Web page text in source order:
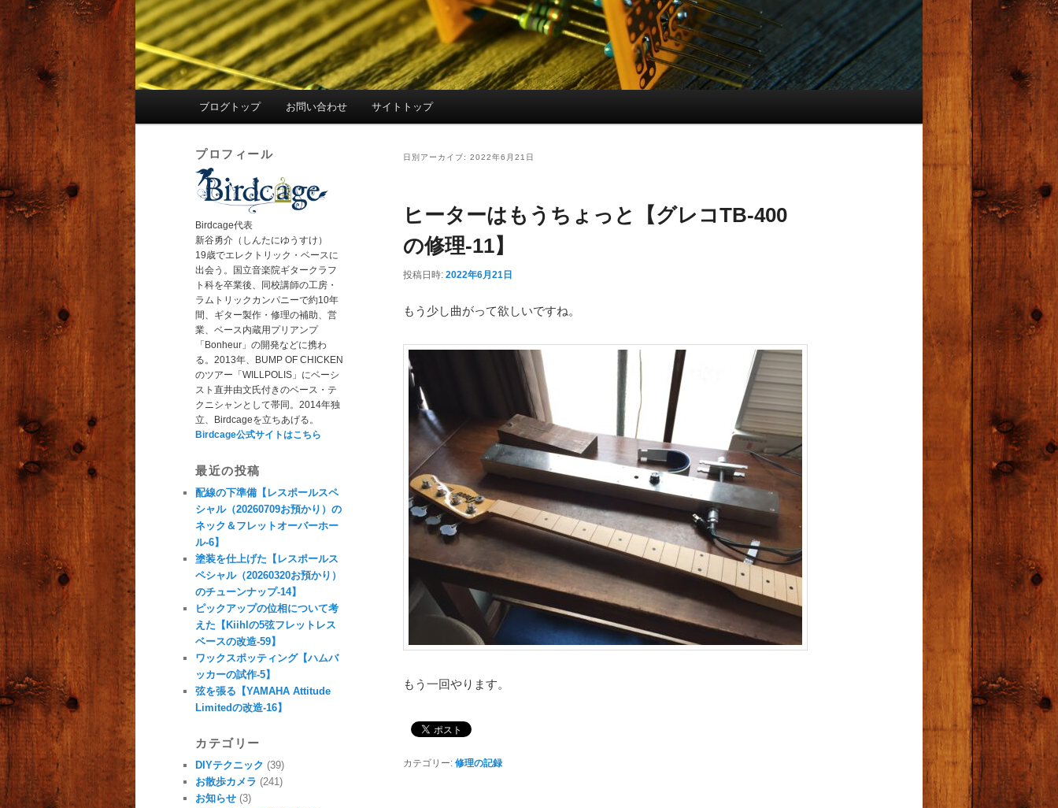
ブログトップ お問い合わせ サイトトップ
日別アーカイブ: 2022年6月21日
ヒーターはもうちょっと【グレコTB-400
の修理-11】
投稿日時: 2022年6月21日
もう少し曲がって欲しいですね。
もう一回やります。
カテゴリー: 修理の記録
プロフィール
Birdcage代表
新谷勇介（しんたにゆうすけ）
19歳でエレクトリック・ベースに
出会う。国立音楽院ギタークラフ
ト科を卒業後、同校講師の工房・
ラムトリックカンパニーで約10年
間、ギター製作・修理の補助、営
業、ベース内蔵用プリアンプ
「Bonheur」の開発などに携わ
る。2013年、BUMP OF CHICKEN
のツアー「WILLPOLIS」にベーシ
スト直井由文氏付きのベース・テ
クニシャンとして帯同。2014年独
立、Birdcageを立ちあげる。
Birdcage公式サイトはこちら
最近の投稿
配線の下準備【レスポールスペ
シャル（20260709お預かり）の
ネック＆フレットオーバーホー
ル-6】
塗装を仕上げた【レスポールス
ペシャル（20260320お預かり）
のチューンナップ-14】
ピックアップの位相について考
えた【Kiihlの5弦フレットレス
ベースの改造-59】
ワックスポッティング【ハムバ
ッカーの試作-5】
弦を張る【YAMAHA Attitude
Limitedの改造-16】
カテゴリー
DIYテクニック (39)
お散歩カメラ (241)
お知らせ (3)